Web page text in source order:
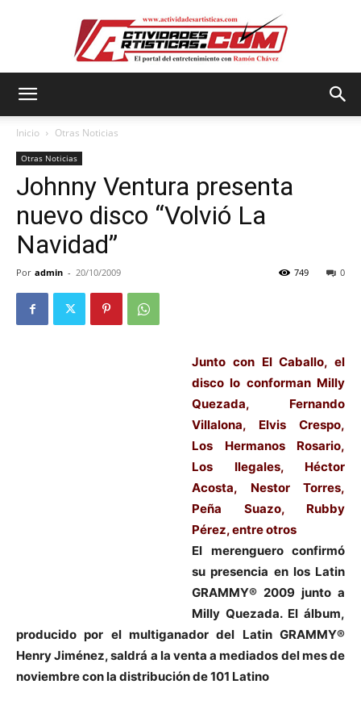
Inicio Otras Noticias
Otras Noticias
Johnny Ventura presenta
nuevo disco “Volvió La
Navidad”
Por admin - 20/10/2009 0
749
Junto con El Caballo, el
disco lo conforman Milly
Quezada, Fernando
Villalona, Elvis Crespo,
Los Hermanos Rosario,
Los Ilegales, Héctor
Acosta, Nestor Torres,
Peña Suazo, Rubby
Pérez, entre otros
El merenguero confirmó
su presencia en los Latin
GRAMMY® 2009 junto a
Milly Quezada. El álbum,
producido por el multiganador del Latin GRAMMY®
Henry Jiménez, saldrá a la venta a mediados del mes de
noviembre con la distribución de 101 Latino